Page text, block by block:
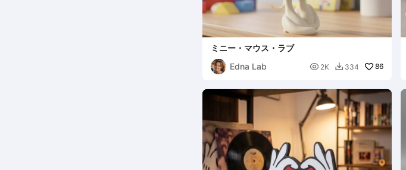
ミニー・マウス・ラブ
Edna Lab
 2K  334 86